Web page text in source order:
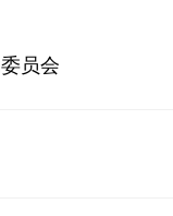
员会